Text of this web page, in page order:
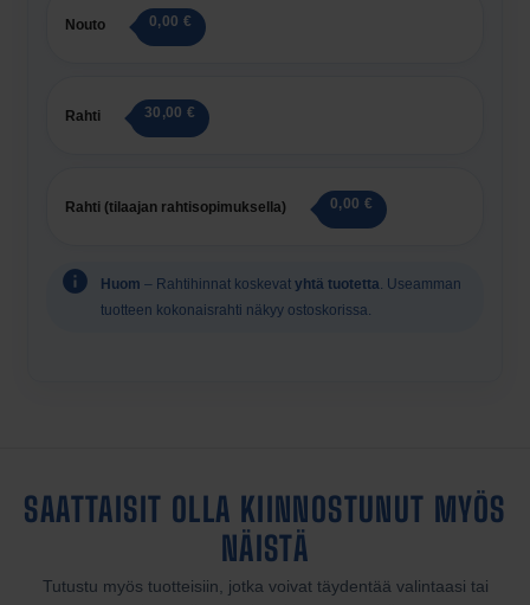
Nouto 0,00 €
Rahti 30,00 €
Rahti (tilaajan rahtisopimuksella) 0,00 €
Huom – Rahtihinnat koskevat yhtä tuotetta. Useamman
tuotteen kokonaisrahti näkyy ostoskorissa.
SAATTAISIT OLLA KIINNOSTUNUT MYÖS
NÄISTÄ
Tutustu myös tuotteisiin, jotka voivat täydentää valintaasi tai